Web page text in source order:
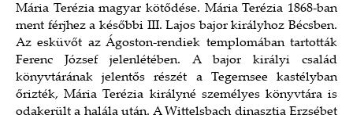
Mária Terézia magyar kötődése. Mária Terézia 1868-ban
ment férjhez a későbbi III. Lajos bajor királyhoz Bécsben.
Az esküvőt az Ágoston-rendiek templomában tartották
Ferenc József jelenlétében. A bajor királyi család
könyvtárának jelentős részét a Tegernsee kastélyban
őrizték, Mária Terézia királyné személyes könyvtára is